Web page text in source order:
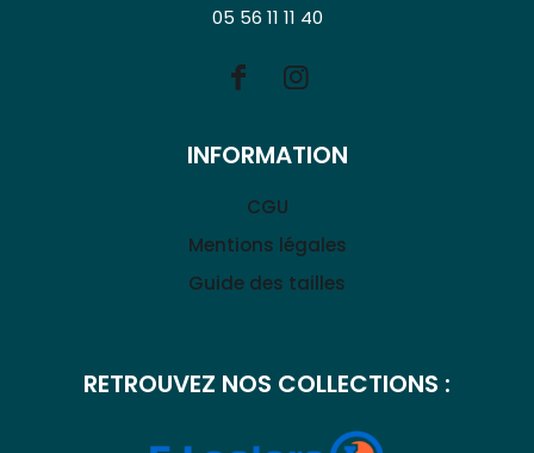
05 56 11 11 40
INFORMATION
CGU
Mentions légales
Guide des tailles
RETROUVEZ NOS COLLECTIONS :